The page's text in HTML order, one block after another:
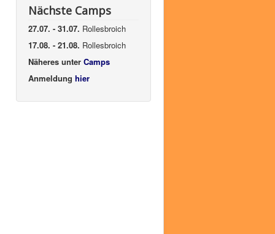
Nächste Camps
27.07. - 31.07. Rollesbroich
17.08. - 21.08. Rollesbroich
Näheres unter Camps
Anmeldung hier